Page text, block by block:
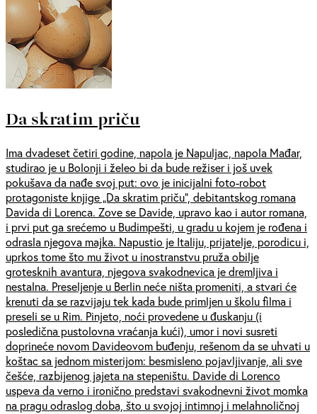
Da skratim priču
Ima dvadeset četiri godine, napola je Napuljac, napola Mađar,
studirao je u Bolonji i želeo bi da bude režiser i još uvek
pokušava da nađe svoj put: ovo je inicijalni foto-robot
protagoniste knjige „Da skratim priču“, debitantskog romana
Davida di Lorenca. Zove se Davide, upravo kao i autor romana,
i prvi put ga srećemo u Budimpešti, u gradu u kojem je rođena i
odrasla njegova majka. Napustio je Italiju, prijatelje, porodicu i,
uprkos tome što mu život u inostranstvu pruža obilje
grotesknih avantura, njegova svakodnevica je dremljiva i
nestalna. Preseljenje u Berlin neće ništa promeniti, a stvari će
krenuti da se razvijaju tek kada bude primljen u školu filma i
preseli se u Rim. Pinjeto, noći provedene u đuskanju (i
posledična pustolovna vraćanja kući), umor i novi susreti
doprineće novom Davideovom buđenju, rešenom da se uhvati u
koštac sa jednom misterijom: besmisleno pojavljivanje, ali sve
češće, razbijenog jajeta na stepeništu. Davide di Lorenco
uspeva da verno i ironično predstavi svakodnevni život momka
na pragu odraslog doba, što u svojoj intimnoj i melahnoličnoj